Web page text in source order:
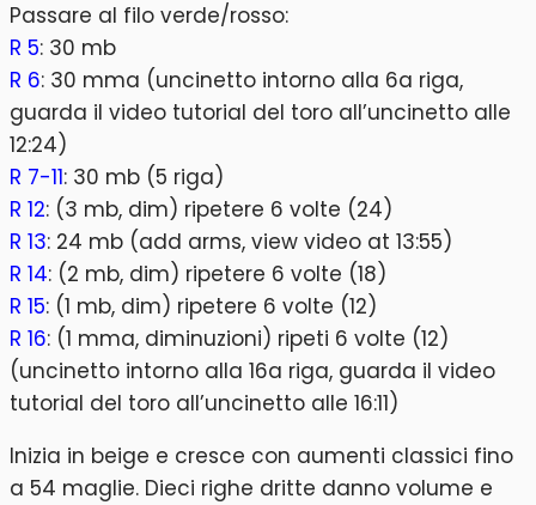
Passare al filo verde/rosso:
R 5: 30 mb
R 6: 30 mma (uncinetto intorno alla 6a riga,
guarda il video tutorial del toro all’uncinetto alle
12:24)
R 7-11: 30 mb (5 riga)
R 12: (3 mb, dim) ripetere 6 volte (24)
R 13: 24 mb (add arms, view video at 13:55)
R 14: (2 mb, dim) ripetere 6 volte (18)
R 15: (1 mb, dim) ripetere 6 volte (12)
R 16: (1 mma, diminuzioni) ripeti 6 volte (12)
(uncinetto intorno alla 16a riga, guarda il video
tutorial del toro all’uncinetto alle 16:11)
Inizia in beige e cresce con aumenti classici fino
a 54 maglie. Dieci righe dritte danno volume e